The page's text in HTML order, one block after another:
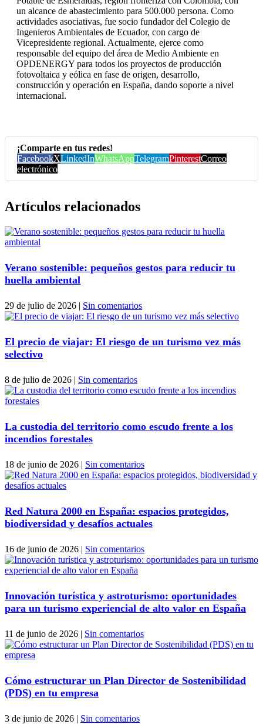
un alcance de abastecimiento para 500.000 persona. Como
actividades asociativas, fue socio fundador del Colegio de
Ingenieros Ambientales de Ecuador, con cargo de
Vicepresidente regional. Actualmente, ejerce como
responsable del equipo del área de Medio Ambiente en
OPDENERGY para todos los proyectos de producción
fotovoltaica y eólica en fase de origen, desarrollo,
construcción y operación en España, dando soporte a nivel
internacional.
¡Comparte en tus redes!
FacebookXLinkedInWhatsAppTelegramPinterestCorreo
electrónico
Artículos relacionados
Verano sostenible: pequeños gestos para reducir tu
huella ambiental
29 de julio de 2026 | Sin comentarios
El precio de viajar: El riesgo de un turismo vez más
selectivo
8 de julio de 2026 | Sin comentarios
La custodia del territorio como escudo frente a los
incendios forestales
18 de junio de 2026 | Sin comentarios
Red Natura 2000 en España: espacios protegidos,
biodiversidad y desafíos actuales
16 de junio de 2026 | Sin comentarios
Innovación turística y astroturismo: oportunidades
para un turismo experiencial de alto valor en España
11 de junio de 2026 | Sin comentarios
Cómo estructurar un Plan Director de Sostenibilidad
(PDS) en tu empresa
3 de junio de 2026 | Sin comentarios